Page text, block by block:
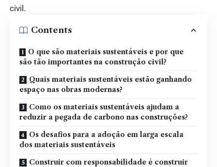
civil.
Contents
O que são materiais sustentáveis e por que
são tão importantes na construção civil?
Quais materiais sustentáveis estão ganhando
espaço nas obras modernas?
Como os materiais sustentáveis ajudam a
reduzir a pegada de carbono nas construções?
Os desafios para a adoção em larga escala
dos materiais sustentáveis
Construir com responsabilidade é construir